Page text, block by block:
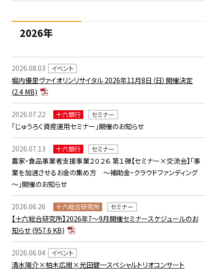
2026年
2026.08.03 イベント
堀内優里ヴァイオリンリサイタル 2026年11月8日（日）開催決定
(2.4 MB)
2026.07.22 十六銀行 セミナー
「じゅうろく資産運用セミナー」開催のお知らせ
2026.07.13 十六銀行 セミナー
農家・食品事業者支援事業２０２６ 第１弾【セミナー×交流会】「事
業を加速させるお金の集め方 ～補助金・クラウドファンディング
～」開催のお知らせ
2026.06.26 十六総合研究所 セミナー
【十六総合研究所】2026年7～9月開催セミナースケジュールのお
知らせ(957.6 KB)
2026.06.04 イベント
清水陽介×柏木広樹×光田健一スペシャルトリオコンサート